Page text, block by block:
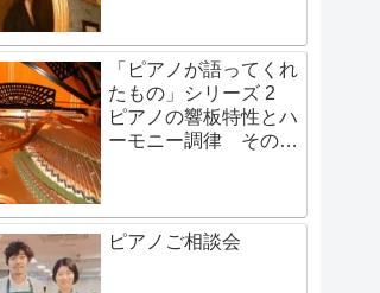
「ピアノが語ってくれ
たもの」シリーズ 2
ピアノの響板特性とハ
ーモニー調律 その1
ピアノご相談会